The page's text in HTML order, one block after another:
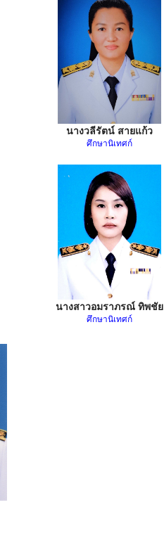
นางวลีรัตน์ สายแก้ว
ศึกษานิเทศก์
นางสาวอมราภรณ์ ทิพชัย
ศึกษานิเทศก์